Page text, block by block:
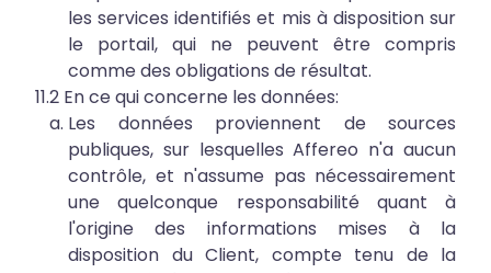
les services identifiés et mis à disposition sur
le portail, qui ne peuvent être compris
comme des obligations de résultat.
11.2 En ce qui concerne les données:
Les données proviennent de sources
publiques, sur lesquelles Affereo n'a aucun
contrôle, et n'assume pas nécessairement
une quelconque responsabilité quant à
l'origine des informations mises à la
disposition du Client, compte tenu de la